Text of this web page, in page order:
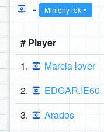
- Miniony rok
# Player
1.
Marcia lover
2. EDGAR.İE60
3. Arados